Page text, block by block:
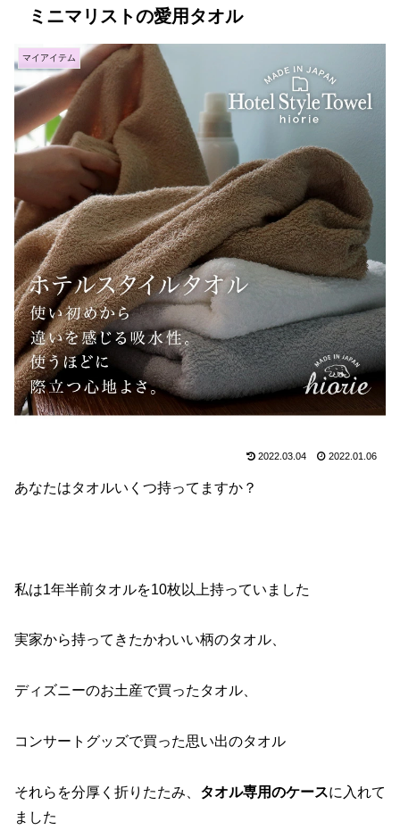
ミニマリストの愛用タオル
マイアイテム
2022.03.04 2022.01.06
あなたはタオルいくつ持ってますか？
私は1年半前タオルを10枚以上持っていました
実家から持ってきたかわいい柄のタオル、
ディズニーのお土産で買ったタオル、
コンサートグッズで買った思い出のタオル
それらを分厚く折りたたみ、 タオル専用のケースに入れて
ました